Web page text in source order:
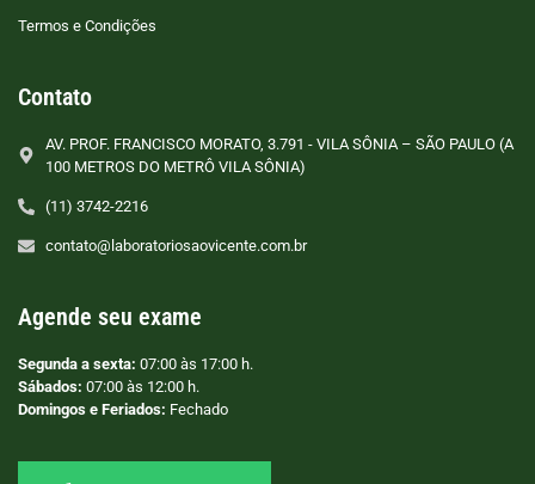
Termos e Condições
Contato
AV. PROF. FRANCISCO MORATO, 3.791 - VILA SÔNIA – SÃO PAULO (A
100 METROS DO METRÔ VILA SÔNIA)
(11) 3742-2216
contato@laboratoriosaovicente.com.br
Agende seu exame
Segunda a sexta: 07:00 às 17:00 h.
Sábados: 07:00 às 12:00 h.
Domingos e Feriados: Fechado